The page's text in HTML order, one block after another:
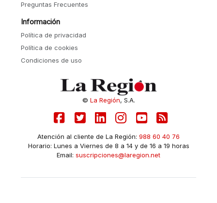
Preguntas Frecuentes
Información
Política de privacidad
Política de cookies
Condiciones de uso
© La Región, S.A.
Atención al cliente de La Región: 988 60 40 76
Horario: Lunes a Viernes de 8 a 14 y de 16 a 19 horas
Email: suscripciones@laregion.net